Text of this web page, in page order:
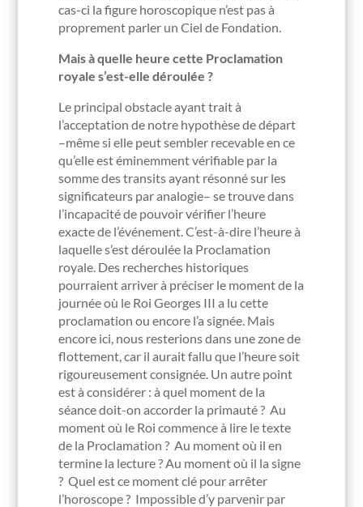
cas-ci la figure horoscopique n’est pas à
proprement parler un Ciel de Fondation.
Mais à quelle heure cette Proclamation
royale s’est-elle déroulée ?
Le principal obstacle ayant trait à
l’acceptation de notre hypothèse de départ
–même si elle peut sembler recevable en ce
qu’elle est éminemment vérifiable par la
somme des transits ayant résonné sur les
significateurs par analogie– se trouve dans
l’incapacité de pouvoir vérifier l’heure
exacte de l’événement. C’est-à-dire l’heure à
laquelle s’est déroulée la Proclamation
royale. Des recherches historiques
pourraient arriver à préciser le moment de la
journée où le Roi Georges III a lu cette
proclamation ou encore l’a signée. Mais
encore ici, nous resterions dans une zone de
flottement, car il aurait fallu que l’heure soit
rigoureusement consignée. Un autre point
est à considérer : à quel moment de la
séance doit-on accorder la primauté ? Au
moment où le Roi commence à lire le texte
de la Proclamation ? Au moment où il en
termine la lecture ? Au moment où il la signe
? Quel est ce moment clé pour arrêter
l’horoscope ? Impossible d’y parvenir par